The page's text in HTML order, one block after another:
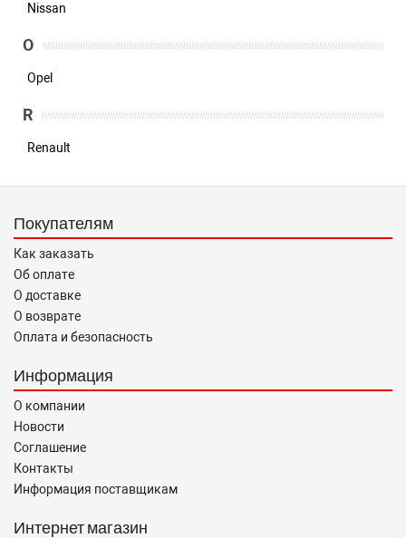
Nissan
O
Opel
R
Renault
Покупателям
Как заказать
Об оплате
О доставке
О возврате
Оплата и безопасность
Информация
О компании
Новости
Соглашение
Контакты
Информация поставщикам
Интернет магазин